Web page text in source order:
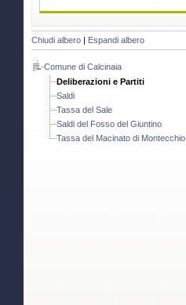
Chiudi albero Espandi albero
Comune di Calcinaia
Deliberazioni e Partiti
Saldi
Tassa del Sale
Saldi del Fosso del Giuntino
Tassa del Macinato di Montecchio